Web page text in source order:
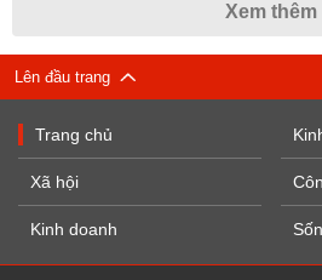
Xem thêm
Lên đầu trang
Trang chủ
Xã hội
Kinh doanh